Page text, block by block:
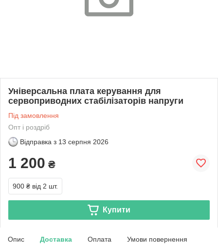
Універсальна плата керування для
сервоприводних стабілізаторів напруги
Під замовлення
Опт і роздріб
Відправка з 13 серпня 2026
1 200 ₴
900 ₴ від 2 шт.
Купити
Опис Доставка Оплата Умови повернення